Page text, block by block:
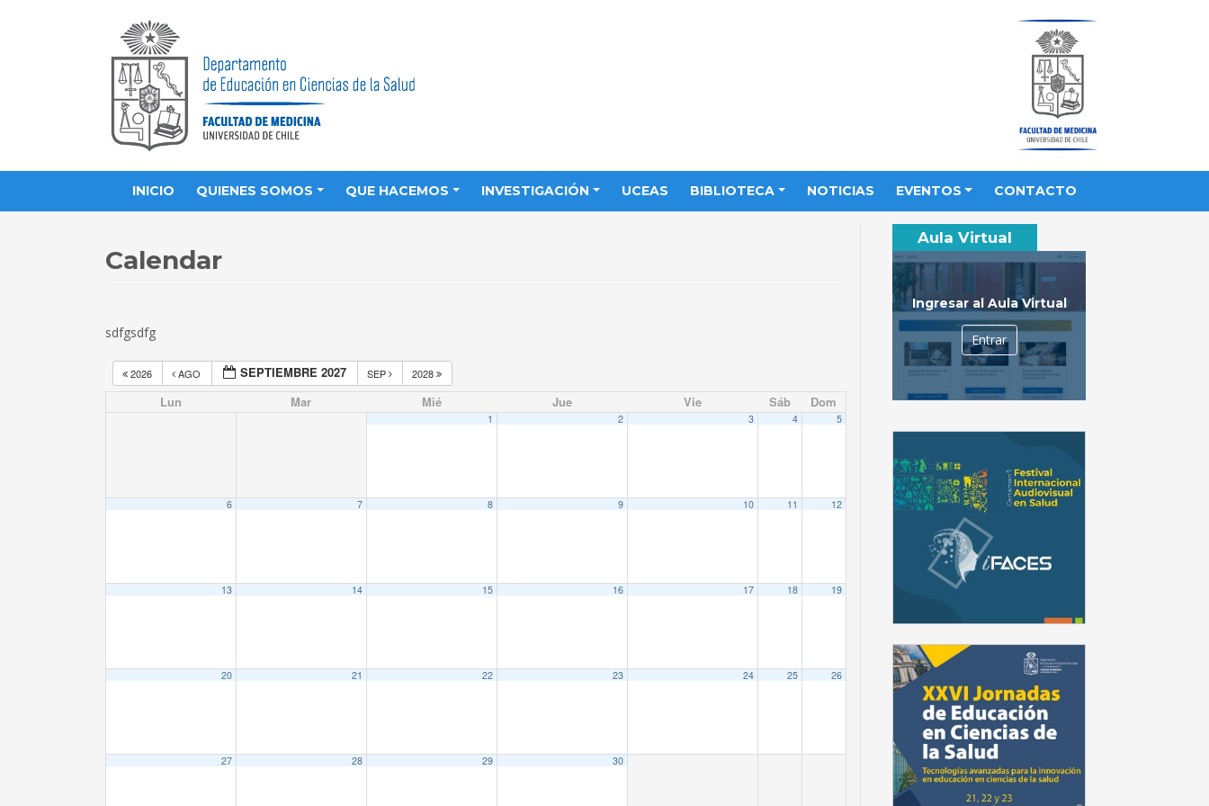
INICIO QUIENES SOMOS QUE HACEMOS INVESTIGACIÓN UCEAS BIBLIOTECA NOTICIAS EVENTOS CONTACTO
Calendar
sdfgsdfg
2026 AGO SEPTIEMBRE 2027 SEP 2028
Lun Mar Mié Jue Vie Sáb Dom
1 2 3 4 5
6 7 8 9 10 11 12
13 14 15 16 17 18 19
20 21 22 23 24 25 26
27 28 29 30
Aula Virtual
Ingresar al Aula Virtual
Entrar